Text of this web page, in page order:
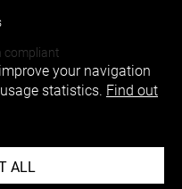
compliant
your navigation
statistics. Find out
ALL